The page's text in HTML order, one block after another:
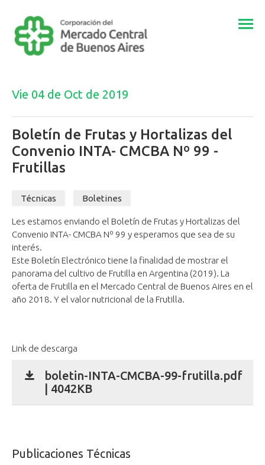
Vie 04 de Oct de 2019
Boletín de Frutas y Hortalizas del
Convenio INTA- CMCBA Nº 99 -
Frutillas
Técnicas Boletines
Les estamos enviando el Boletín de Frutas y Hortalizas del
Convenio INTA- CMCBA Nº 99 y esperamos que sea de su
interés.
Este Boletín Electrónico tiene la finalidad de ​mostrar el
panorama del cultivo de Frutilla en Argentina (2019). La
oferta de Frutilla en el Mercado Central de Buenos Aires en el
año 2018. Y el valor nutricional de la Frutilla.
Link de descarga
boletin-INTA-CMCBA-99-frutilla.pdf
| 4042KB
Publicaciones Técnicas